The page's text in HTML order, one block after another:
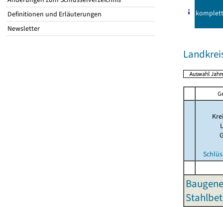
Definitionen und Erläuterungen
Newsletter
komplett